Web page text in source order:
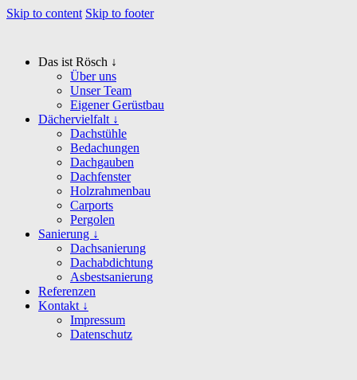
Skip to content Skip to footer
Das ist Rösch ↓
Über uns
Unser Team
Eigener Gerüstbau
Dächervielfalt ↓
Dachstühle
Bedachungen
Dachgauben
Dachfenster
Holzrahmenbau
Carports
Pergolen
Sanierung ↓
Dachsanierung
Dachabdichtung
Asbestsanierung
Referenzen
Kontakt ↓
Impressum
Datenschutz